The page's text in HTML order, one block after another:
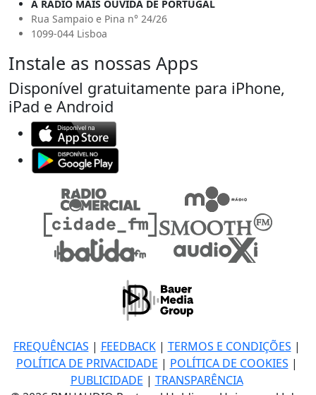
A RÁDIO MAIS OUVIDA DE PORTUGAL
Rua Sampaio e Pina n° 24/26
1099-044 Lisboa
Instale as nossas Apps
Disponível gratuitamente para iPhone,
iPad e Android
FREQUÊNCIAS | FEEDBACK| TERMOS E CONDIÇÕES |
POLÍTICA DE PRIVACIDADE | POLÍTICA DE COOKIES |
PUBLICIDADE | TRANSPARÊNCIA